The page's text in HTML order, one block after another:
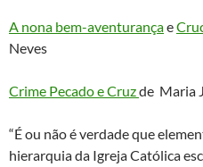
A nona bem-aventurançae
Neves
Crime Pecado e Cruzde Maria
“É ou não é verdade que
hierarquia da Igreja Católica